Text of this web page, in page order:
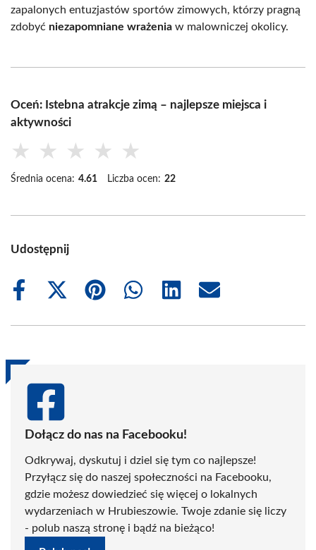
zapalonych entuzjastów sportów zimowych, którzy pragną
zdobyć niezapomniane wrażenia w malowniczej okolicy.
Oceń: Istebna atrakcje zimą – najlepsze miejsca i
aktywności
★ ★ ★ ★ ★
Średnia ocena: 4.61 Liczba ocen: 22
Udostępnij
Share
Share
(Twitter)
Share
Share
Share
Share
Dołącz do nas na Facebooku!
Odkrywaj, dyskutuj i dziel się tym co najlepsze!
Przyłącz się do naszej społeczności na Facebooku,
gdzie możesz dowiedzieć się więcej o lokalnych
wydarzeniach w Hrubieszowie. Twoje zdanie się liczy
- polub naszą stronę i bądź na bieżąco!